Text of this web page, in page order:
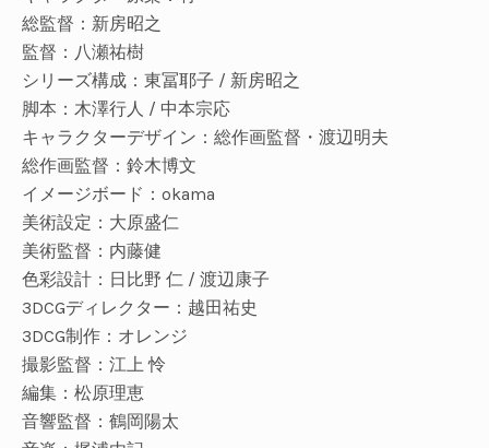
総監督： 新房昭之
監督： 八瀬祐樹
シリーズ構成 ： 東冨耶子 / 新房昭之
脚本 ： 木澤行人 / 中本宗応
キャラクターデザイン ： 総作画監督 ・ 渡辺明夫
総作画監督： 鈴木博文
イメージボード： okama
美術設定： 大原盛仁
美術監督： 内藤健
色彩設計： 日比野 仁 / 渡辺康子
3DCGディレクター： 越田祐史
3DCG制作： オレンジ
撮影監督： 江上 怜
編集： 松原理恵
音響監督 ： 鶴岡陽太